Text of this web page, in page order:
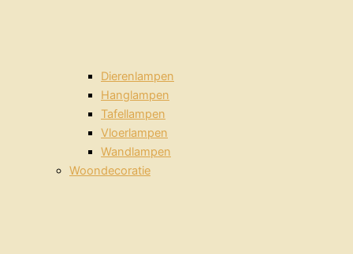
Dierenlampen
Hanglampen
Tafellampen
Vloerlampen
Wandlampen
Woondecoratie